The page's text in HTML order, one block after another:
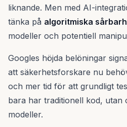
liknande. Men med AI-
tänka på algoritmiska
modeller och potentiell
Googles höjda belöningar
att säkerhetsforskare nu
och mer tid för att grundligt
bara har traditionell kod, utan
modeller.